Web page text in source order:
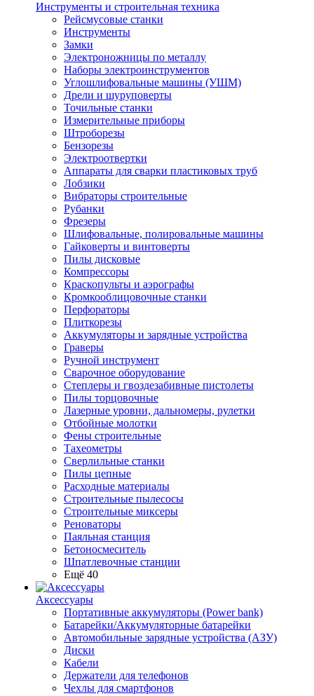
Инструменты и строительная техника
Рейсмусовые станки
Инструменты
Замки
Электроножницы по металлу
Наборы электроинструментов
Углошлифовальные машины (УШМ)
Дрели и шуруповерты
Точильные станки
Измерительные приборы
Штроборезы
Бензорезы
Электроотвертки
Аппараты для сварки пластиковых труб
Лобзики
Вибраторы строительные
Рубанки
Фрезеры
Шлифовальные, полировальные машины
Гайковерты и винтоверты
Пилы дисковые
Компрессоры
Краскопульты и аэрографы
Кромкооблицовочные станки
Перфораторы
Плиткорезы
Аккумуляторы и зарядные устройства
Граверы
Ручной инструмент
Сварочное оборудование
Степлеры и гвоздезабивные пистолеты
Пилы торцовочные
Лазерные уровни, дальномеры, рулетки
Отбойные молотки
Фены строительные
Тахеометры
Сверлильные станки
Пилы цепные
Расходные материалы
Строительные пылесосы
Строительные миксеры
Реноваторы
Паяльная станция
Бетоносмеситель
Шпатлевочные станции
Ещё 40
Аксессуары
Портативные аккумуляторы (Power bank)
Батарейки/Аккумуляторные батарейки
Автомобильные зарядные устройства (АЗУ)
Диски
Кабели
Держатели для телефонов
Чехлы для смартфонов